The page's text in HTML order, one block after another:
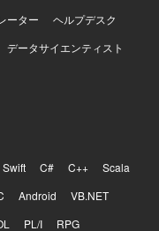
ーター
ヘルプデスク
データサイエンティスト
Swift C# C++
Scala
Android
VB.NET
PL/I
RPG